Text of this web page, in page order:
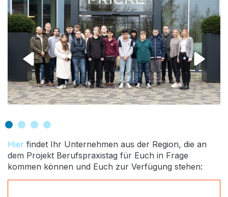
Hier findet Ihr Unternehmen aus der Region, die an
dem Projekt Berufspraxistag für Euch in Frage
kommen können und Euch zur Verfügung stehen: